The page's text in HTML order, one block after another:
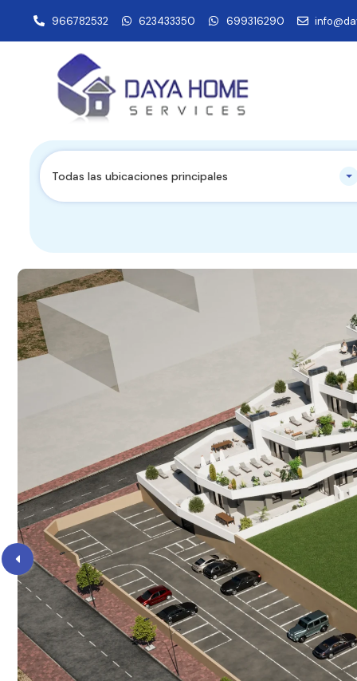
966782532 623433350 699316290
Todas las ubicaciones principales